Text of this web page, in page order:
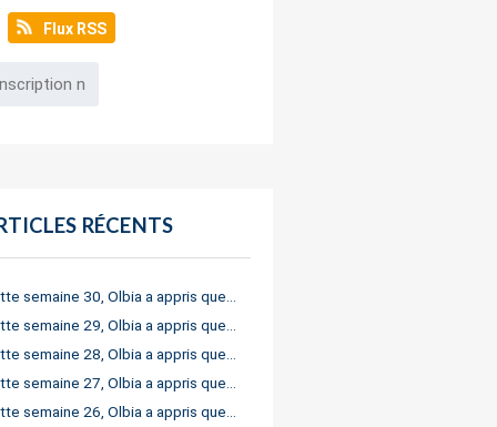
Flux RSS
RÉCENTS
semaine 30, Olbia a appris que…
semaine 29, Olbia a appris que…
semaine 28, Olbia a appris que…
semaine 27, Olbia a appris que…
semaine 26, Olbia a appris que…